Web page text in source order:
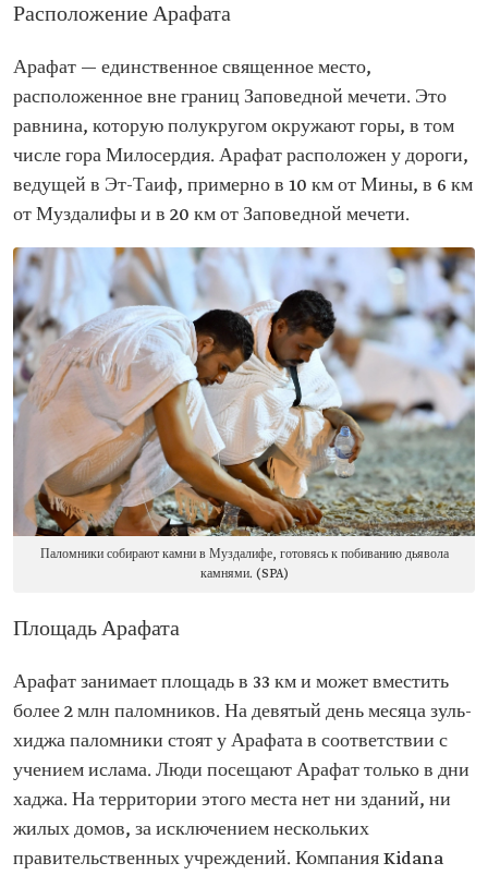
Расположение Арафата
Арафат — единственное священное место,
расположенное вне границ Заповедной мечети. Это
равнина, которую полукругом окружают горы, в том
числе гора Милосердия. Арафат расположен у дороги,
ведущей в Эт-Таиф, примерно в 10 км от Мины, в 6 км
от Муздалифы и в 20 км от Заповедной мечети.
Паломники собирают камни в Муздалифе, готовясь к побиванию дьявола
камнями. (SPA)
Площадь Арафата
Арафат занимает площадь в 33 км и может вместить
более 2 млн паломников. На девятый день месяца зуль-
хиджа паломники стоят у Арафата в соответствии с
учением ислама. Люди посещают Арафат только в дни
хаджа. На территории этого места нет ни зданий, ни
жилых домов, за исключением нескольких
правительственных учреждений. Компания Kidana